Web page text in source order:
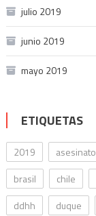
julio 2019
junio 2019
mayo 2019
ETIQUETAS
2019 asesinato
brasil
chile
ddhh
duque